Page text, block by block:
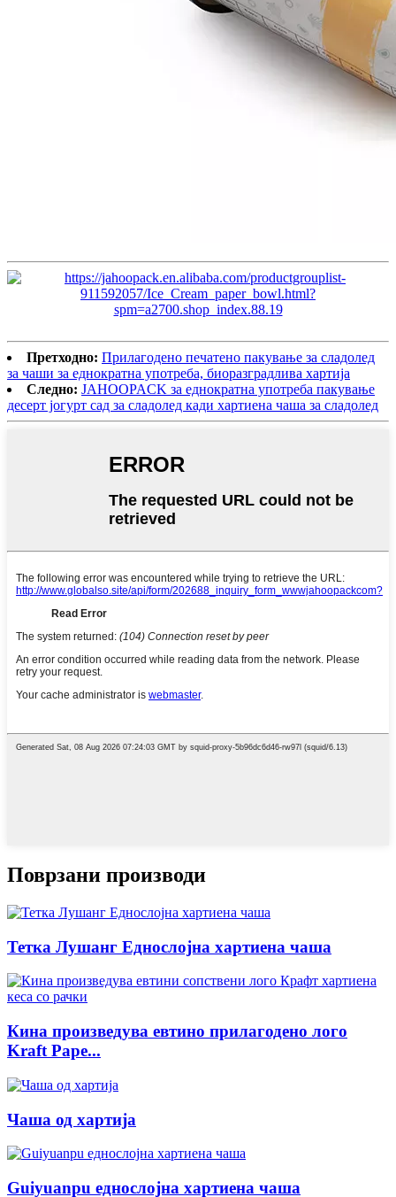
Претходно: Прилагодено печатено пакување за сладолед
за чаши за еднократна употреба, биоразградлива хартија
Следно: JAHOOPACK за еднократна употреба пакување
десерт јогурт сад за сладолед кади хартиена чаша за сладолед
Поврзани производи
Тетка Лушанг Еднослојна хартиена чаша
Кина произведува евтино прилагодено лого
Kraft Pape...
Чаша од хартија
Guiyuanpu еднослојна хартиена чаша